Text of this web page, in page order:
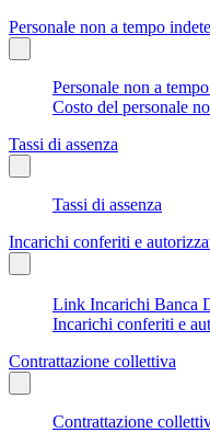
Personale non a tempo
Personale non a
Costo del personale
Tassi di assenza
Tassi di assenza
Incarichi conferiti e
Link Incarichi Banca
Incarichi conferiti e
Contrattazione collettiva
Contrattazione